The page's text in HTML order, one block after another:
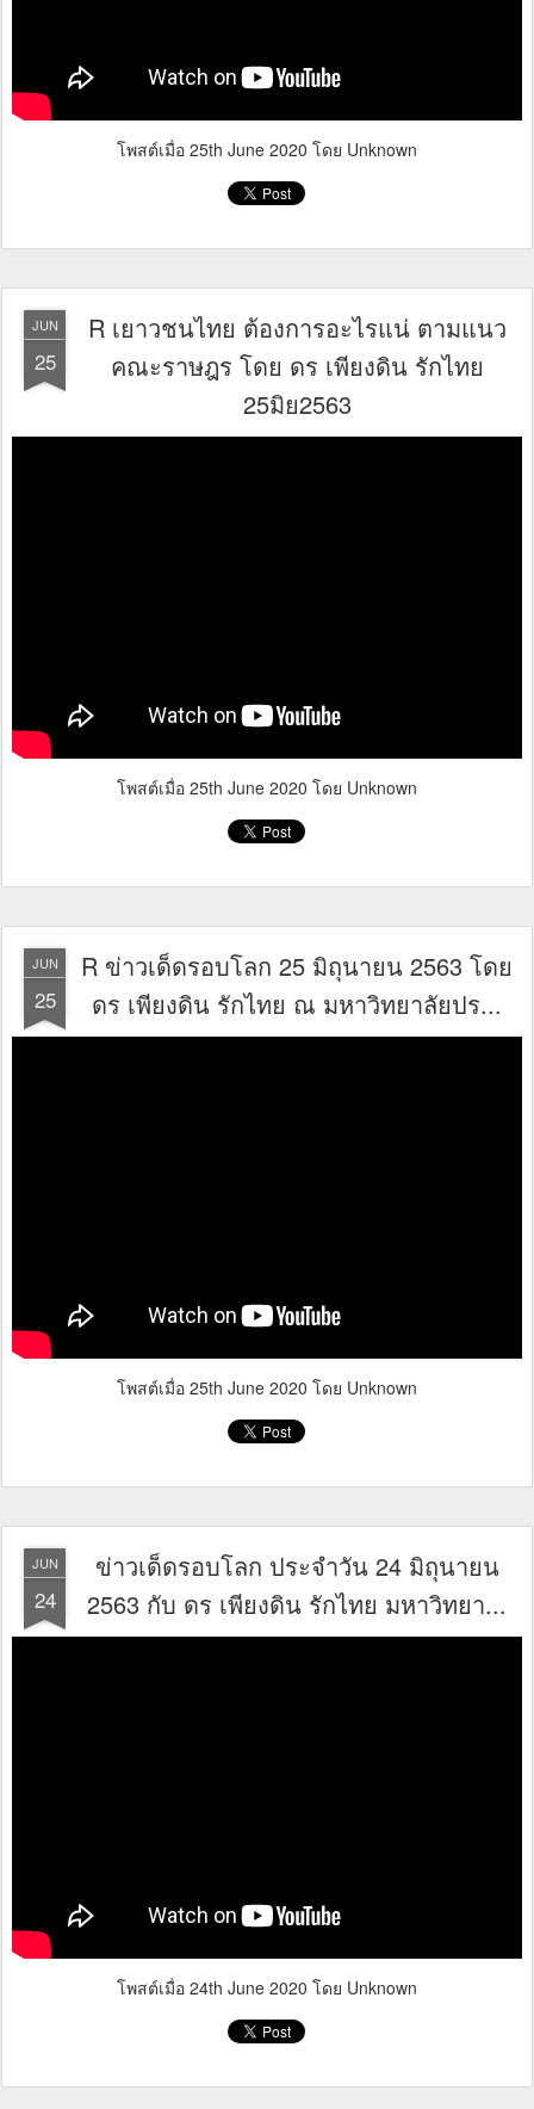
โพสต์เมื่อ 25th June 2020 โดย Unknown
JUN
25
R เยาวชนไทย ต้องการอะไรแน่ ตามแนว
คณะราษฎร โดย ดร เพียงดิน รักไทย
25มิย2563
โพสต์เมื่อ 25th June 2020 โดย Unknown
JUN
25
R ข่าวเด็ดรอบโลก 25 มิถุนายน 2563 โดย
ดร เพียงดิน รักไทย ณ มหาวิทยาลัยปร...
โพสต์เมื่อ 25th June 2020 โดย Unknown
JUN
24
ข่าวเด็ดรอบโลก ประจำวัน 24 มิถุนายน
2563 กับ ดร เพียงดิน รักไทย มหาวิทยา...
โพสต์เมื่อ 24th June 2020 โดย Unknown